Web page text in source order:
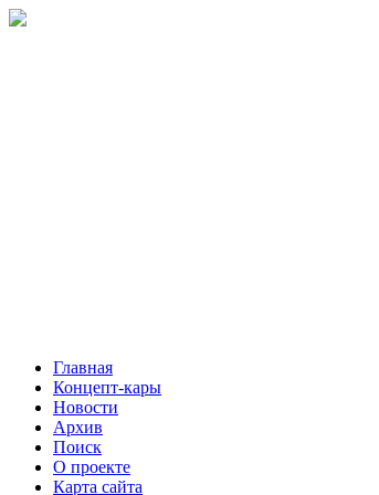
Главная
Концепт-кары
Новости
Архив
Поиск
О проекте
Карта сайта